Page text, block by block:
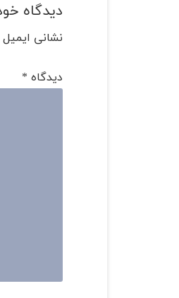
دیدگاه
نشانی
دیدگاه *